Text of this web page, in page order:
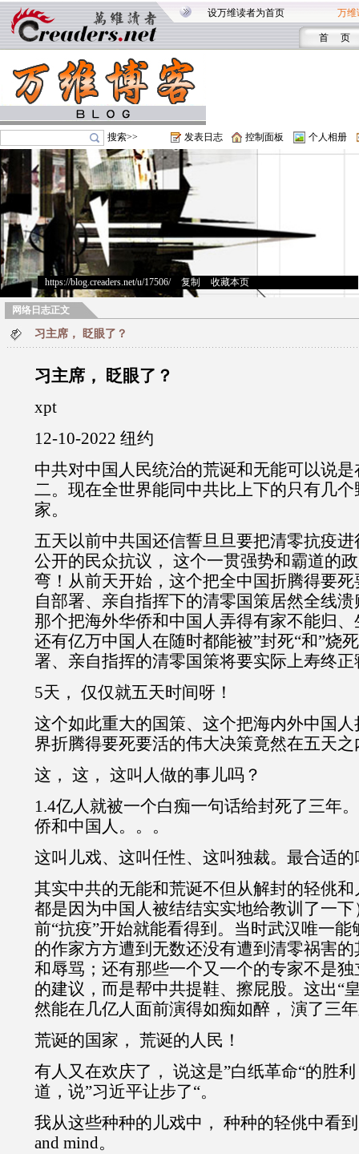
设万维读者为首页 万维
首 页
搜索>> 发表日志 控制面板 个人相册
https://blog.creaders.net/u/17506/> 复制 收藏本页
网络日志正文
习主席， 眨眼了？
习主席， 眨眼了？
xpt
12-10-2022 纽约
中共对中国人民统治的荒诞和无能可以说
二。现在全世界能同中共比上下的只有几
家。
五天以前中共国还信誓旦旦要把清零抗疫
公开的民众抗议， 这个一贯强势和霸道的
弯！从前天开始，这个把全中国折腾得要
自部署、亲自指挥下的清零国策居然全线
那个把海外华侨和中国人弄得有家不能归
还有亿万中国人在随时都能被”封死“和”烧
署、亲自指挥的清零国策将要实际上寿终正
5天， 仅仅就五天时间呀！
这个如此重大的国策、这个把海内外中国
界折腾得要死要活的伟大决策竟然在五天
这， 这， 这叫人做的事儿吗？
1.4亿人就被一个白痴一句话给封死了三年
侨和中国人。。。
这叫儿戏、这叫任性、这叫独裁。最合适
其实中共的无能和荒诞不但从解封的轻佻
都是因为中国人被结结实实地给教训了一
前“抗疫”开始就能看得到。当时武汉唯一
的作家方方遭到无数还没有遭到清零祸害
和辱骂；还有那些一个又一个的专家不是
的建议，而是帮中共提鞋、擦屁股。这出“
然能在几亿人面前演得如痴如醉， 演了三
荒诞的国家， 荒诞的人民！
有人又在欢庆了， 说这是”白纸革命“的胜
道，说”习近平让步了“。
我从这些种种的儿戏中， 种种的轻佻中看到
and mind。